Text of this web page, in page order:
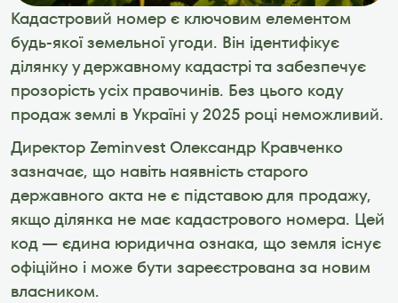
Кадастровий номер є ключовим елементом
будь-якої земельної угоди. Він ідентифікує
ділянку у державному кадастрі та забезпечує
прозорість усіх правочинів. Без цього коду
продаж землі в Україні у 2025 році неможливий.
Директор Zeminvest Олександр Кравченко
зазначає, що навіть наявність старого
державного акта не є підставою для продажу,
якщо ділянка не має кадастрового номера. Цей
код — єдина юридична ознака, що земля існує
офіційно і може бути зареєстрована за новим
власником.